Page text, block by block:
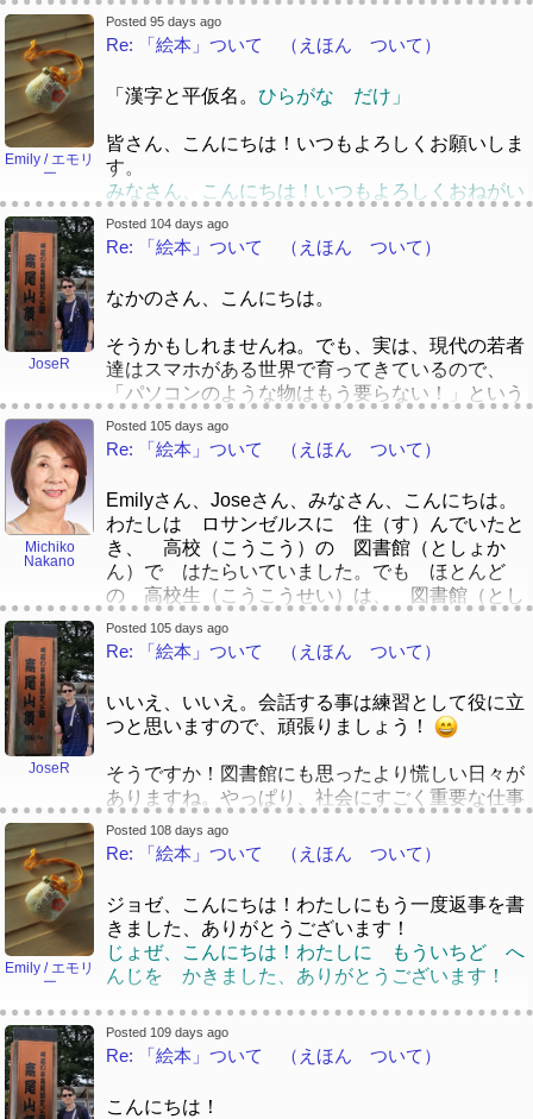
[quote]すごいすごい！おめでとうございました！
感心していますよね！！
ありがとうございました！エモリーさんも引き続
き本を読んで挑戦しましょう！
（おも）に Accelerated Readerの 仕事（しご
と）を していました。それから ミシシッピ
に 引（ひ）っ越（こ）して、その後（あと）
ミネソタに 住（す）みました。カリフォルニア
が 一番（いちばん） 好（す）きです！
日本（にほん）の 図書館（としょかん）では
働（はたら）いていませんが、 図書館（としょ
かん）には よく 行（い）きました。図書館
（としょかんや 本（ほん）の ある ところ
が 大好（だいす）きです。
Emily / エモリ
ー
Posted 95 days ago
Re: 「絵本」ついて （えほん ついて）
「漢字と平仮名。 ひらがな だけ」
皆さん、こんにちは！いつもよろしくお願いしま
す。
みなさん、こんにちは！いつもよろしくおねがい
します。
わたしは ロサンゼルスに 住（す）んで
いたとき、 高校（こうこう）の 図書館（とし
ょかん）で はたらいていました。
中野先生、すごいです！何年ごろでしたか。いま
でロサンゼルス近いうちに住んでいます。七年前
にカリフォルニアに引っ越しました。カリフォル
ニアはどうでしたか。
なかのせんせい、すごいです！なんねんごろ で
すんでいます。ななねん まえに かりふぉるに
あ に ひっこしました。かりふぉるにあは ど
うでしたか。
いままだ、たくさん子どもは乗り物の本を大好き
です。「ふへんのり」ですね～ 😄
いままだ、たくさん こどもは のりもの のほ
んを だいすきです。「ふへんのり」ですね～
それに、中野先生は日本の図書館で働くことがあ
りますか。「どうですか」と思います。
それに、なかのせんせいは にほんの としょか
んで はたらく ことが ありますか。「どうで
すか」とおもいます。
の若者達はスマホがある世界で育ってきているの
で、「パソコンのような物はもう要らない！」と
いう考えが流行っていると思います。[/quote]
けはパソコンの手伝うことがいりましたけど、最
近、「ティーンエージャー」も手伝うことがいり
ます。スマホは原因です！
じょせさん、そうですね。としょかんで、みらい
JoseR
Posted 104 days ago
Re: 「絵本」ついて （えほん ついて）
なかのさん、こんにちは。
そうかもしれませんね。でも、実は、現代の若者
達はスマホがある世界で育ってきているので、
「パソコンのような物はもう要らない！」という
考えが流行っていると思います。大学を卒業した
頃に、「最近、パソコンを使った事がない入学生
が多くなりましたね」と教授から聞きました。ス
マホだけで色々なことができるようになりました
からかもしれませんね。
平仮名：
そう かもしれません ね。 でも、 じつ
は、げんだい の わかものたち は スマホ
が ある せかい で そだってきている の
う いらない！」と いう かんがえ が はや
っている と おもいます。 だいがく を そ
コン を つかった こと が ない にゅうが
くせい が おおく なりましたね」と きょう
じゅ から ききました。 スマホ だけ で
いろいろ な こと が できる よう に な
りました から かもしれませんね。
Michiko
Nakano
Posted 105 days ago
Re: 「絵本」ついて （えほん ついて）
Emilyさん、Joseさん、みなさん、こんにちは。
わたしは ロサンゼルスに 住（す）んでいたと
き、 高校（こうこう）の 図書館（としょか
ん）で はたらいていました。でも ほとんど
の 高校生（こうこうせい）は、 図書館（とし
ょかん）で 本（ほん）を よまないで、 コン
ピューターを つかっていました。
いまも そうかもしれませんね。
わたしの こどもたちは のりものの 絵本（え
ほん）が 大好（だいす）きでした。
「とらっく とらっく とらっく」という本（ほ
ん）と 「しょうぼうじどうしゃ じぷた」とい
う本（ほん）です。
ボロボロに なって いますが、 今（いま）
も わたしの 本（ほん）だなに ありますよ。
JoseR
Posted 105 days ago
Re: 「絵本」ついて （えほん ついて）
いいえ、いいえ。会話する事は練習として役に立
つと思いますので、頑張りましょう！
そうですか！図書館にも思ったより慌しい日々が
ありますね。やっぱり、社会にすごく重要な仕事
ですね。大学を通っていた時にしか図書館へ行き
ませんでしたので、確信を持って言えませんが、
ブラジルの図書館にもそんなような社会への仕事
があると思います。
「よぶこどり」の表紙はかわいい！日本語で書い
た本を読むのが難しいが、挑戦して、本を読んで
みる事は大事だと思います！
最近、僕は、染井為人の「正体」という本を読ん
でみました。結局、半年くらいかかっていて、よ
っと勉強したら、将来にもう一度挑戦して、読み
Emily / エモリ
ー
Posted 108 days ago
Re: 「絵本」ついて （えほん ついて）
ジョゼ、こんにちは！わたしにもう一度返事を書
きました、ありがとうございます！
じょぜ、こんにちは！わたしに もういちど へ
んじを かきました、ありがとうございます！
あ、あなたの平仮名の方法が大好きです！ 😄
あ、あなたの ひらがなの ほうほうが だいす
きです！ 😄
Posted 109 days ago
Re: 「絵本」ついて （えほん ついて）
こんにちは！